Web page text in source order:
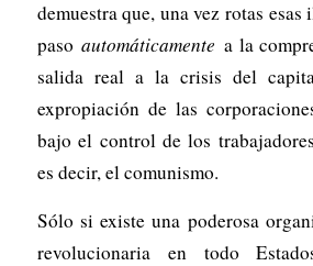
demuestra que, una vez rotas
pasoautomáticamente a la
salida real a la crisis del
expropiación de las
bajo el control de los
es decir, el comunismo.
Sólo si existe una poderosa
revolucionaria en todo